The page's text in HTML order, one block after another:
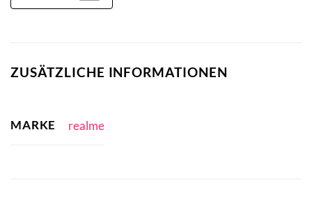
ZUSÄTZLICHE INFORMATIONEN
MARKE realme